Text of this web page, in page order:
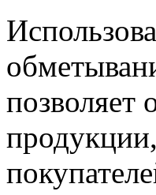
позволяет